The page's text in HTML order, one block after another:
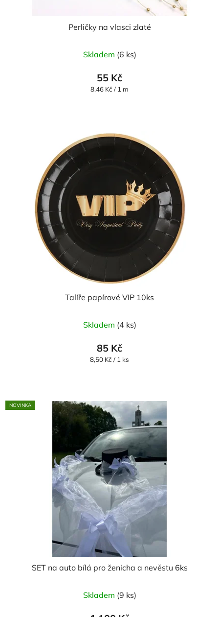
Perličky na vlasci zlaté
hodnocení
produktu
je
hvězdiček.
Skladem (6 ks)
55 Kč
Měrná
8,46 Kč / 1 m
Talíře papírové VIP 10ks
Skladem (4 ks)
85 Kč
Měrná
8,50 Kč / 1 ks
NOVINKA
SET na auto bílá pro ženicha a nevěstu 6ks
Skladem (9 ks)